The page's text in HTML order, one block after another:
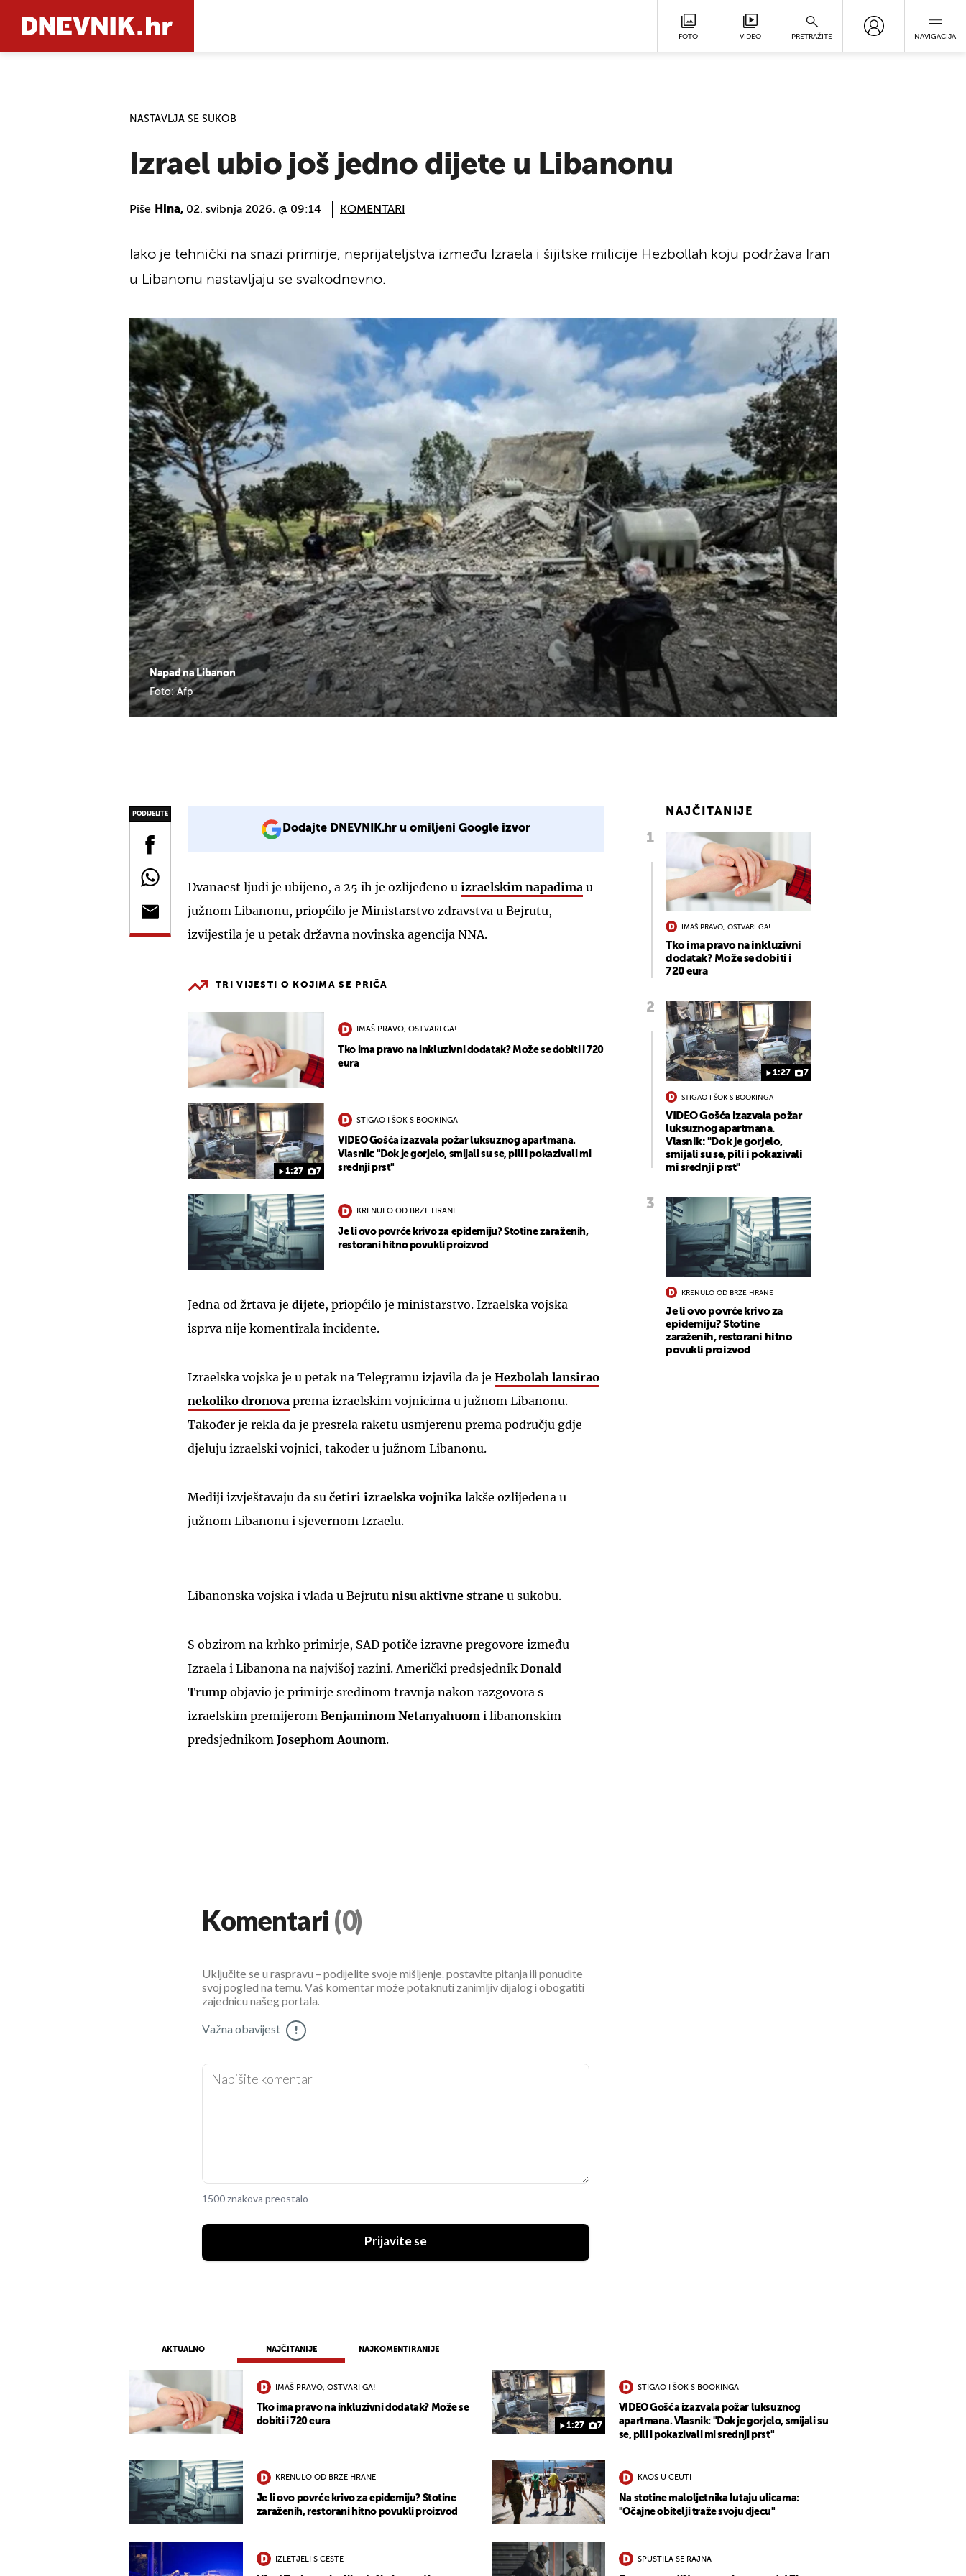
FOTO VIDEO PRETRAŽITE NAVIGACIJA
NASTAVLJA SE SUKOB
Izrael ubio još jedno dijete u Libanonu
Piše Hina, 02. svibnja 2026. @ 09:14 KOMENTARI
Napad na Libanon
Foto: Afp
Iako je tehnički na snazi ​​primirje, neprijateljstva između Izraela i šijitske milicije Hezbollah koju podržava Iran
u Libanonu nastavljaju se svakodnevno.
PODIJELITE
Dodajte DNEVNIK.hr u omiljeni Google izvor
Dvanaest ljudi je ubijeno, a 25 ih je ozlijeđeno u izraelskim napadima u
južnom Libanonu, priopćilo je Ministarstvo zdravstva u Bejrutu,
izvijestila je u petak državna novinska agencija NNA.
TRI VIJESTI O KOJIMA SE PRIČA
IMAŠ PRAVO, OSTVARI GA!
Tko ima pravo na inkluzivni dodatak? Može se dobiti i 720
eura
1:27 7
STIGAO I ŠOK S BOOKINGA
VIDEO Gošća izazvala požar luksuznog apartmana.
Vlasnik: "Dok je gorjelo, smijali su se, pili i pokazivali mi
srednji prst"
KRENULO OD BRZE HRANE
Je li ovo povrće krivo za epidemiju? Stotine zaraženih,
restorani hitno povukli proizvod
Jedna od žrtava je dijete, priopćilo je ministarstvo. Izraelska vojska
isprva nije komentirala incidente.
Izraelska vojska je u petak na Telegramu izjavila da je Hezbolah lansirao
nekoliko dronova prema izraelskim vojnicima u južnom Libanonu.
Također je rekla da je presrela raketu usmjerenu prema području gdje
djeluju izraelski vojnici, također u južnom Libanonu.
Mediji izvještavaju da su četiri izraelska vojnika lakše ozlijeđena u
južnom Libanonu i sjevernom Izraelu.
Libanonska vojska i vlada u Bejrutu nisu aktivne strane u sukobu.
S obzirom na krhko primirje, SAD potiče izravne pregovore između
Izraela i Libanona na najvišoj razini. Američki predsjednik Donald
Trump objavio je primirje sredinom travnja nakon razgovora s
izraelskim premijerom Benjaminom Netanyahuom i libanonskim
predsjednikom Josephom Aounom.
NAJČITANIJE
IMAŠ PRAVO, OSTVARI GA!
Tko ima pravo na inkluzivni
dodatak? Može se dobiti i
720 eura
1:27 7
STIGAO I ŠOK S BOOKINGA
VIDEO Gošća izazvala požar
luksuznog apartmana.
Vlasnik: "Dok je gorjelo,
smijali su se, pili i pokazivali
mi srednji prst"
KRENULO OD BRZE HRANE
Je li ovo povrće krivo za
epidemiju? Stotine
zaraženih, restorani hitno
povukli proizvod
Komentari (0)
Uključite se u raspravu – podijelite svoje mišljenje, postavite pitanja ili ponudite
svoj pogled na temu. Vaš komentar može potaknuti zanimljiv dijalog i obogatiti
zajednicu našeg portala.
Važna obavijest !
1500 znakova preostalo
Prijavite se
AKTUALNO NAJČITANIJE NAJKOMENTIRANIJE
IMAŠ PRAVO, OSTVARI GA!
Tko ima pravo na inkluzivni dodatak? Može se
dobiti i 720 eura
1:27 7
STIGAO I ŠOK S BOOKINGA
VIDEO Gošća izazvala požar luksuznog
apartmana. Vlasnik: "Dok je gorjelo, smijali su
se, pili i pokazivali mi srednji prst"
KRENULO OD BRZE HRANE
Je li ovo povrće krivo za epidemiju? Stotine
zaraženih, restorani hitno povukli proizvod
KAOS U CEUTI
Na stotine maloljetnika lutaju ulicama:
"Očajne obitelji traže svoju djecu"
IZLETJELI S CESTE SPUSTILA SE RAJNA